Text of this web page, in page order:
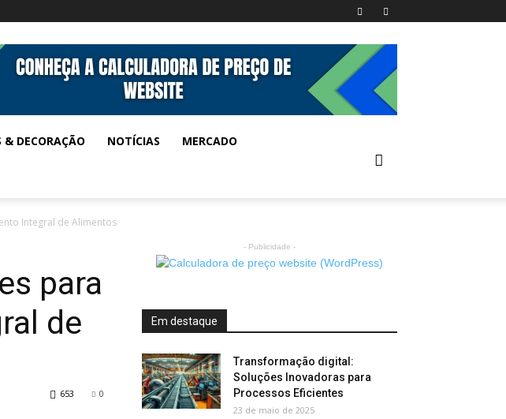
& DECORAÇÃO NOTÍCIAS MERCADO
Integral de Alimentos
para
de
0
653
- Publicidade -
Em destaque
Transformação digital:
Soluções Inovadoras para
Processos Eficientes
23 de maio de 2025